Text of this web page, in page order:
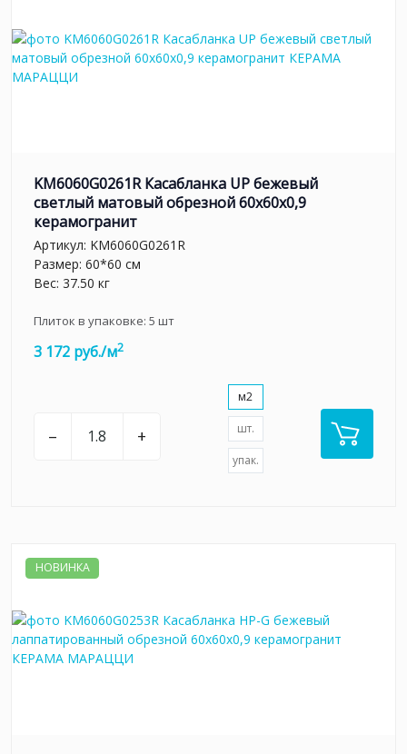
KM6060G0261R Касабланка UP бежевый
светлый матовый обрезной 60x60x0,9
керамогранит
Артикул: KM6060G0261R
Размер: 60*60 см
Вес: 37.50 кг
Плиток в упаковке: 5 шт
3 172 руб./м2
– +
м2
шт.
упак.
НОВИНКА